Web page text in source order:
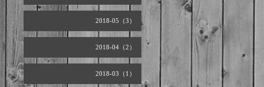
2018-05（3）
2018-04（2）
2018-03（1）